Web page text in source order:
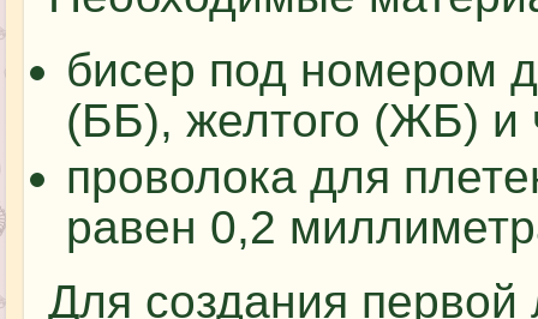
бисер под номером
(ББ), желтого (ЖБ) и
проволока для
равен 0,2
Для создания первой